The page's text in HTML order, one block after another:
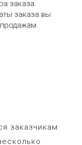
заказа.
заказа вы
заказчикам